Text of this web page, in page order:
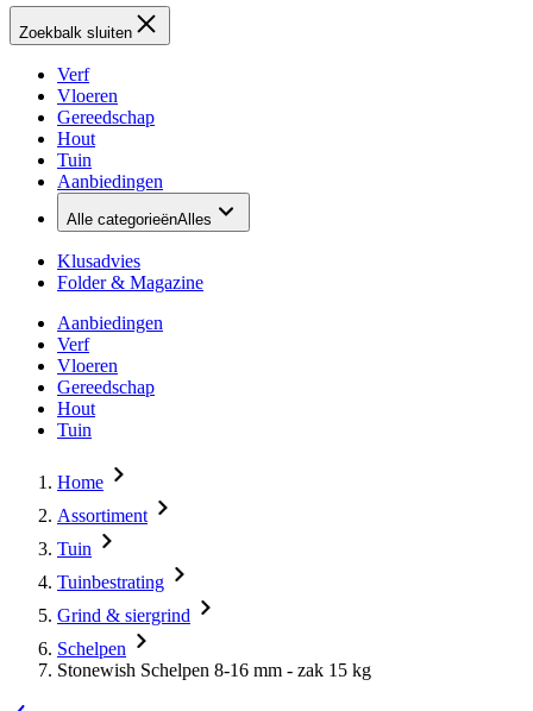
Zoekbalk sluiten
Verf
Vloeren
Gereedschap
Hout
Tuin
Aanbiedingen
Alle categorieënAlles
Klusadvies
Folder & Magazine
Aanbiedingen
Verf
Vloeren
Gereedschap
Hout
Tuin
Home
Assortiment
Tuin
Tuinbestrating
Grind & siergrind
Schelpen
Stonewish Schelpen 8-16 mm - zak 15 kg